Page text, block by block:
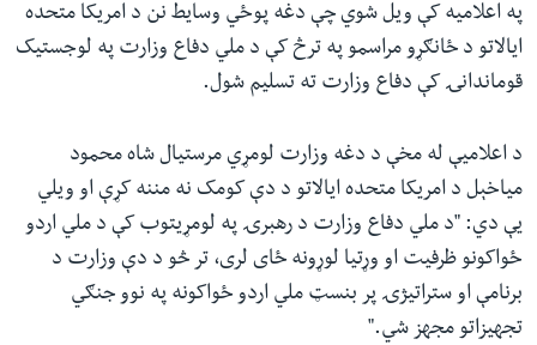
په اعلامیه کې ویل شوي چې دغه پوځي وسایط نن د امریکا متحده
ایالاتو د ځانګړو مراسمو په ترڅ کې د ملي دفاع وزارت په لوجستیک
قوماندانۍ کې دفاع وزارت ته تسلیم شول.
د اعلامیې له مخې د دغه وزارت لومړي مرستیال شاه محمود
میاخېل د امریکا متحده ایالاتو د دې کومک نه مننه کړې او ویلي
یې دي: "د ملي دفاع وزارت د رهبرۍ په لومړیتوب کې د ملي اردو
ځواکونو ظرفیت او وړتیا لوړونه ځای لری، تر څو د دې وزارت د
برنامې او ستراتیژۍ پر بنسټ ملي اردو ځواکونه په نوو جنګي
تجهیزاتو مجهز شي."